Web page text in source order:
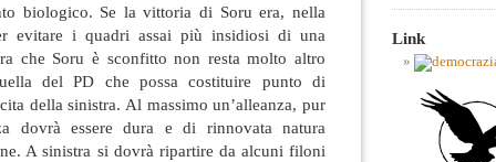
biologico. Se la vittoria di Soru era, nella
evitare i quadri assai più insidiosi di una
che Soru è sconfitto non resta molto altro
del PD che possa costituire punto di
della sinistra. Al massimo un’alleanza, pur
dovrà essere dura e di rinnovata natura
A sinistra si dovrà ripartire da alcuni filoni
Link